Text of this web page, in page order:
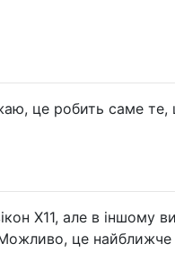
це робить саме
X11, але в іншому
це